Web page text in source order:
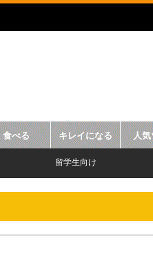
食べる キレイになる 人気
留学生向け